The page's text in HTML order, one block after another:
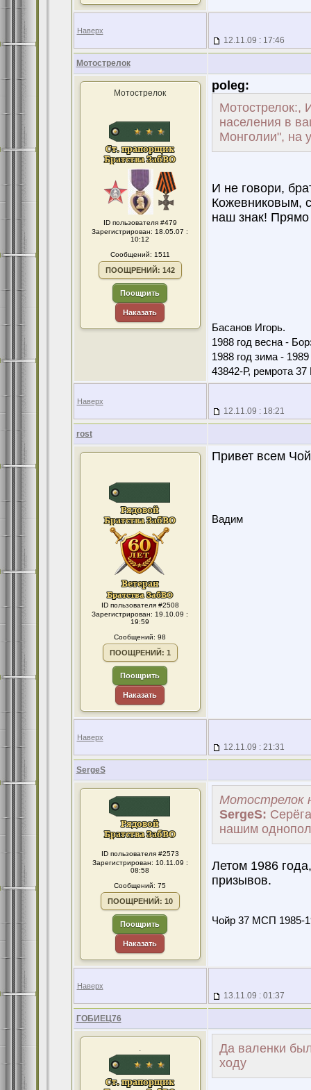
Наверх
12.11.09 : 17:46
Мотострелок
Мотострелок
ID пользователя #479
Зарегистрирован: 18.05.07 :
10:12
Сообщений: 1511
ПООЩРЕНИЙ: 142
Поощрить
Наказать
poleg:
Мотострелок:,
населения в
Монголии", на
И не говори,
Кожевниковым,
наш знак! Прямо
Басанов Игорь.
1988 год весна -
1988 год зима -
43842-Р, ремрота
Наверх
12.11.09 : 18:21
rost
ID пользователя #2508
Зарегистрирован: 19.10.09 :
19:59
Сообщений: 98
ПООЩРЕНИЙ: 1
Поощрить
Наказать
Привет всем
Вадим
Наверх
12.11.09 : 21:31
SergeS
ID пользователя #2573
Зарегистрирован: 10.11.09 :
08:58
Сообщений: 75
ПООЩРЕНИЙ: 10
Поощрить
Наказать
Мотострелок
SergeS:
нашим
Летом 1986
призывов.
Чойр 37 МСП 1985-
Наверх
13.11.09 : 01:37
ГОБИЕЦ76
.
Да валенки
ходу